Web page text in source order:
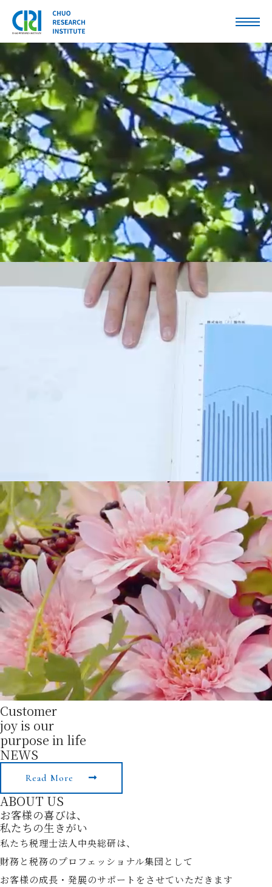
Customer
joy is our
purpose in life
NEWS
Read More
ABOUT US
お客様の喜びは、
私たちの生きがい
私たち税理士法人中央総研は、
財務と税務のプロフェッショナル集団として
お客様の成長・発展のサポートをさせていただきます